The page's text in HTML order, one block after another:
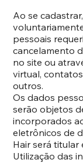
Ao se
pessoais
cancelamento
no site ou
virtual,
outros.
Os dados
serão objetos
incorporados
eletrônicos de
Hair será titular
Utilização das